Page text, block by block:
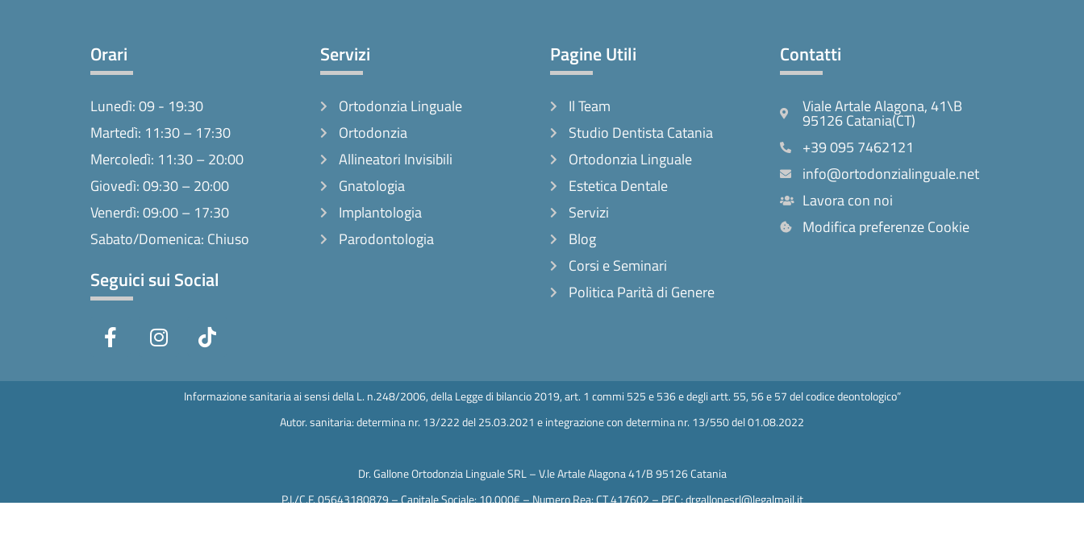
Orari
Lunedì: 09 - 19:30
Martedì: 11:30 – 17:30
Mercoledì: 11:30 – 20:00
Giovedì: 09:30 – 20:00
Venerdì: 09:00 – 17:30
Sabato/Domenica: Chiuso
Seguici sui Social
a
e
f
n
t
i
t
o
Servizi
Ortodonzia Linguale
Ortodonzia
Allineatori Invisibili
Gnatologia
Implantologia
Parodontologia
Pagine Utili
Il Team
Studio Dentista Catania
Ortodonzia Linguale
Estetica Dentale
Servizi
Blog
Corsi e Seminari
Politica Parità di Genere
Contatti
Viale Artale Alagona, 41\B
95126 Catania(CT)
+39 095 7462121
info@ortodonzialinguale.net
Lavora con noi
Modifica preferenze Cookie
Informazione sanitaria ai sensi della L. n.248/2006, della Legge di bilancio 2019, art. 1 commi 525 e 536 e degli artt. 55, 56 e 57 del codice deontologico”
Autor. sanitaria: determina nr. 13/222 del 25.03.2021 e integrazione con determina nr. 13/550 del 01.08.2022
Dr. Gallone Ortodonzia Linguale SRL – V.le Artale Alagona 41/B 95126 Catania
P.I./C.F. 05643180879 – Capitale Sociale: 10.000€ – Numero Rea: CT 417602 – PEC: drgallonesrl@legalmail.it